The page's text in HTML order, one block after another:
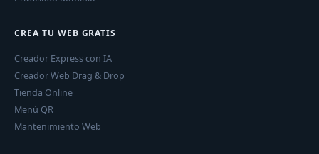
CREA TU WEB GRATIS
Creador Express con IA
Creador Web Drag & Drop
Tienda Online
Menú QR
Mantenimiento Web